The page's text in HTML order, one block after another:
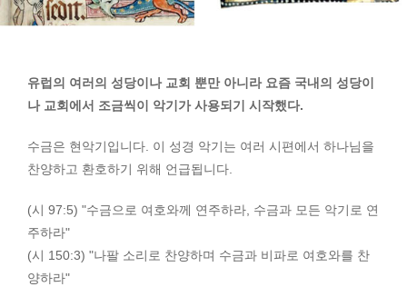
유럽의 여러의 성당이나 교회 뿐만 아니라 요즘 국내의 성당이
나 교회에서 조금씩이 악기가 사용되기 시작했다.
수금은 현악기입니다. 이 성경 악기는 여러 시편에서 하나님을
찬양하고 환호하기 위해 언급됩니다.
(시 97:5) "수금으로 여호와께 연주하라, 수금과 모든 악기로 연
주하라"
(시 150:3) "나팔 소리로 찬양하며 수금과 비파로 여호와를 찬
양하라"